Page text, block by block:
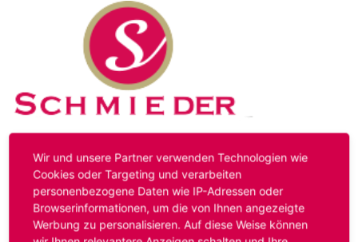
Kontakt Impressum Datenschutz
Hinweis:Das von ihnen aufgerufene Stellenangebot ist
bereits ausgelaufen. Alternative Stellenanzeigen finden
Sie unter:
www.schmieder-personal.de/stellenangebote
Wir und unsere Partner verwenden Technologien wie
Cookies oder Targeting und verarbeiten
personenbezogene Daten wie IP-Adressen oder
Browserinformationen, um die von Ihnen angezeigte
Werbung zu personalisieren. Auf diese Weise können